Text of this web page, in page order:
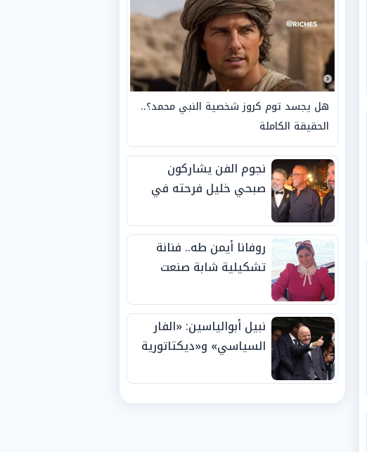
هل يجسد توم كروز شخصية النبي محمد؟..
الحقيقة الكاملة
نجوم الفن يشاركون
صبحي خليل فرحته في
روفانا أيمن طه.. فنانة
تشكيلية شابة صنعت
الجوائز منذ الصغر
نبيل أبوالياسين: «الفار
السياسي» و«ديكتاتورية
الفيفا».. وإقالة